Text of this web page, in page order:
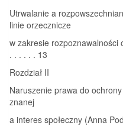
Utrwalanie a
linie orzecznicze
w zakresie rozpoznawalności
. . . . . . 13
Rozdział II
Naruszenie prawa do
znanej
a interes społeczny (Anna